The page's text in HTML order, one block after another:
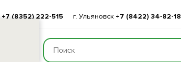
+7 (8352) 222-515 г. Ульяновск +7 (8422) 34-82-18